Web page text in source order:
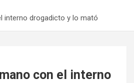
interno drogadicto y lo mató
con el interno